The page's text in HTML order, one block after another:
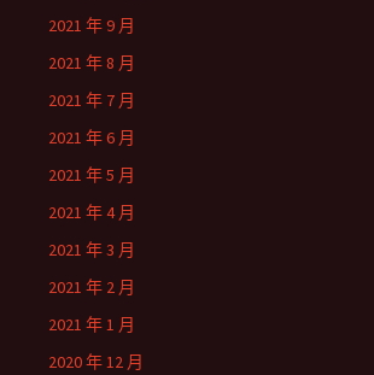
2021 年 9 月
2021 年 8 月
2021 年 7 月
2021 年 6 月
2021 年 5 月
2021 年 4 月
2021 年 3 月
2021 年 2 月
2021 年 1 月
2020 年 12 月